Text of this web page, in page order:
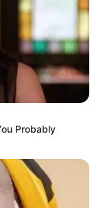
Probably